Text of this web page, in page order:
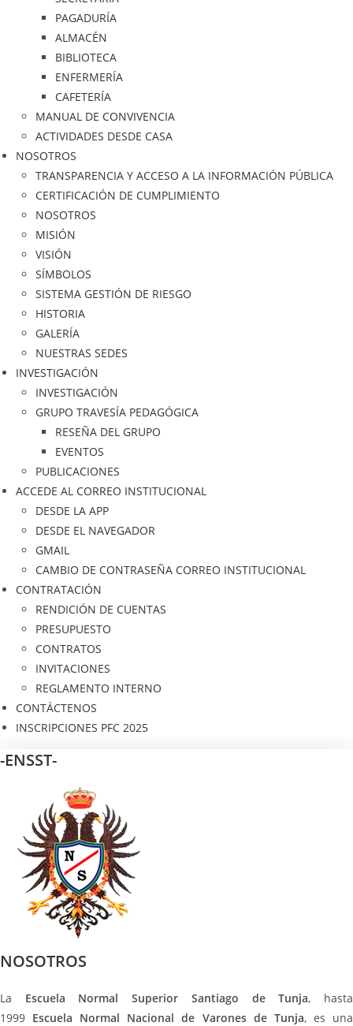
PAGADURÍA
ALMACÉN
BIBLIOTECA
ENFERMERÍA
CAFETERÍA
MANUAL DE CONVIVENCIA
ACTIVIDADES DESDE CASA
NOSOTROS
TRANSPARENCIA Y ACCESO A LA INFORMACIÓN PÚBLICA
CERTIFICACIÓN DE CUMPLIMIENTO
NOSOTROS
MISIÓN
VISIÓN
SÍMBOLOS
SISTEMA GESTIÓN DE RIESGO
HISTORIA
GALERÍA
NUESTRAS SEDES
INVESTIGACIÓN
INVESTIGACIÓN
GRUPO TRAVESÍA PEDAGÓGICA
RESEÑA DEL GRUPO
EVENTOS
PUBLICACIONES
ACCEDE AL CORREO INSTITUCIONAL
DESDE LA APP
DESDE EL NAVEGADOR
GMAIL
CAMBIO DE CONTRASEÑA CORREO INSTITUCIONAL
CONTRATACIÓN
RENDICIÓN DE CUENTAS
PRESUPUESTO
CONTRATOS
INVITACIONES
REGLAMENTO INTERNO
CONTÁCTENOS
INSCRIPCIONES PFC 2025
-ENSST-
NOSOTROS
La Escuela Normal Superior Santiago de Tunja, hasta
1999 Escuela Normal Nacional de Varones de Tunja, es una